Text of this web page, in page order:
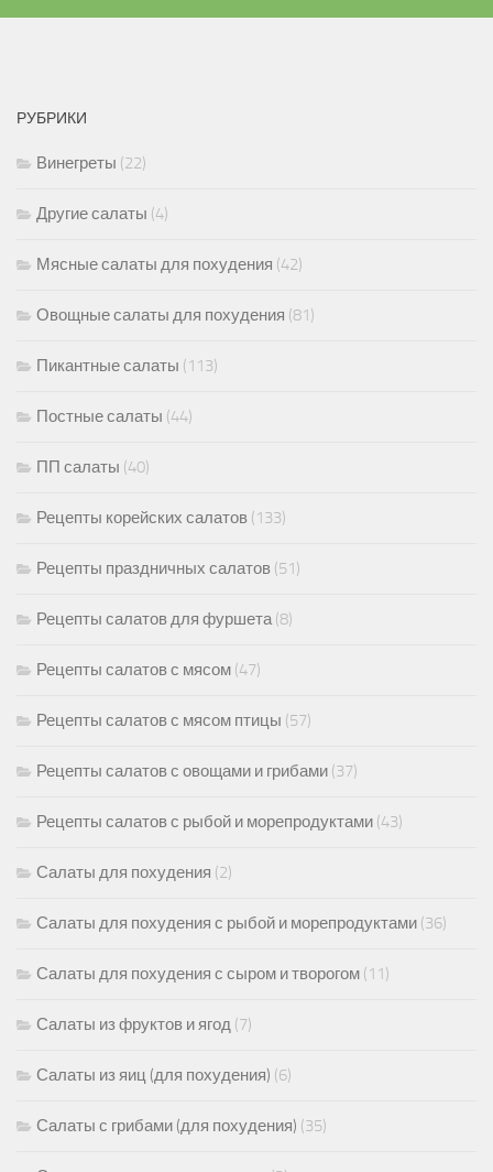
РУБРИКИ
Винегреты (22)
Другие салаты (4)
Мясные салаты для похудения (42)
Овощные салаты для похудения (81)
Пикантные салаты (113)
Постные салаты (44)
ПП салаты (40)
Рецепты корейских салатов (133)
Рецепты праздничных салатов (51)
Рецепты салатов для фуршета(8)
Рецепты салатов с мясом (47)
Рецепты салатов с мясом птицы (57)
Рецепты салатов с овощами и грибами (37)
Рецепты салатов с рыбой и морепродуктами (43)
Салаты для похудения (2)
Салаты для похудения с рыбой и морепродуктами (36)
Салаты для похудения с сыром и творогом (11)
Салаты из фруктов и ягод (7)
Салаты из яиц (для похудения) (6)
Салаты с грибами (для похудения) (35)